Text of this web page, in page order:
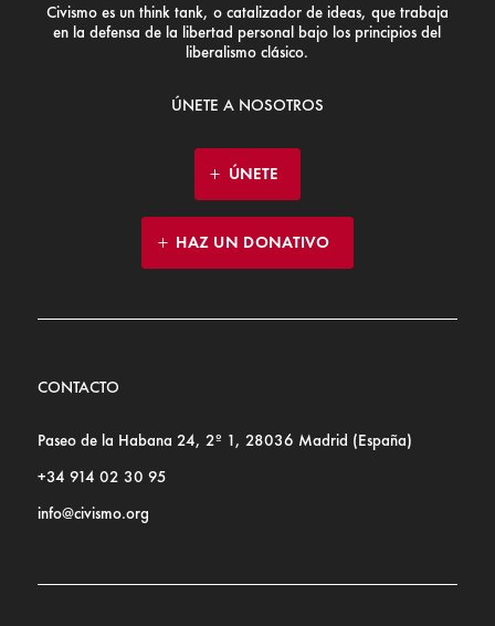
Civismo es un think tank, o catalizador de ideas, que trabaja
en la defensa de la libertad personal bajo los principios del
liberalismo clásico.
ÚNETE A NOSOTROS
ÚNETE
HAZ UN DONATIVO
CONTACTO
Paseo de la Habana 24, 2º 1, 28036 Madrid (España)
+34 914 02 30 95
info@civismo.org